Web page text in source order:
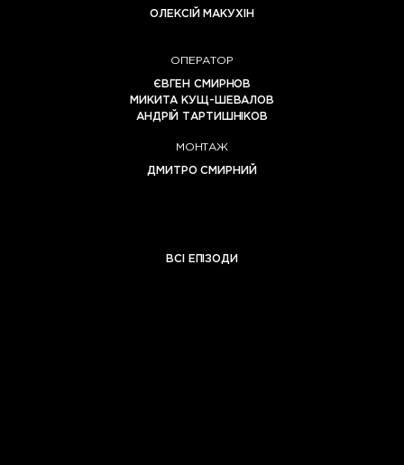
ОЛЕКСІЙ МАКУХІН
ОПЕРАТОР
ЄВГЕН СМИРНОВ
МИКИТА КУЩ-ШЕВАЛОВ
АНДРІЙ ТАРТИШНІКОВ
МОНТАЖ
ДМИТРО СМИРНИЙ
ВСІ ЕПІЗОДИ